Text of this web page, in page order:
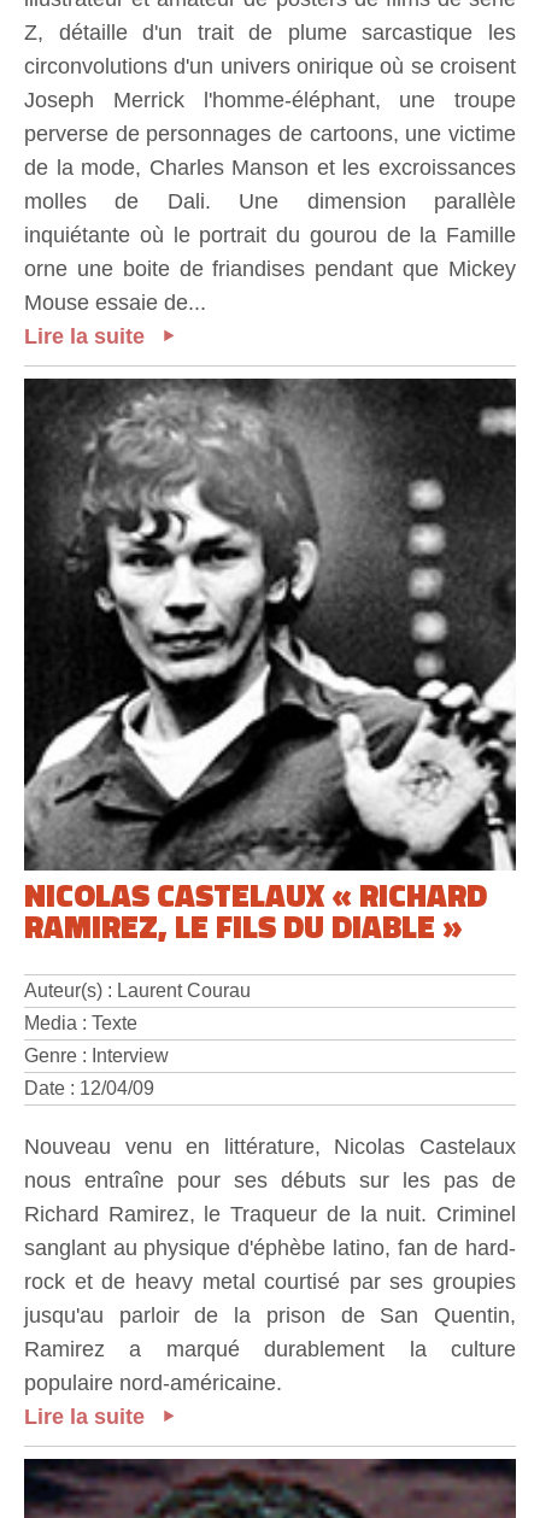
Z, détaille d'un trait de plume sarcastique les
circonvolutions d'un univers onirique où se croisent
Joseph Merrick l'homme-éléphant, une troupe
perverse de personnages de cartoons, une victime
de la mode, Charles Manson et les excroissances
molles de Dali. Une dimension parallèle
inquiétante où le portrait du gourou de la Famille
orne une boite de friandises pendant que Mickey
Mouse essaie de...
Lire la suite
NICOLAS CASTELAUX « RICHARD
RAMIREZ, LE FILS DU DIABLE »
Auteur(s) : Laurent Courau
Media : Texte
Genre : Interview
Date : 12/04/09
Nouveau venu en littérature, Nicolas Castelaux
nous entraîne pour ses débuts sur les pas de
Richard Ramirez, le Traqueur de la nuit. Criminel
sanglant au physique d'éphèbe latino, fan de hard-
rock et de heavy metal courtisé par ses groupies
jusqu'au parloir de la prison de San Quentin,
Ramirez a marqué durablement la culture
populaire nord-américaine.
Lire la suite